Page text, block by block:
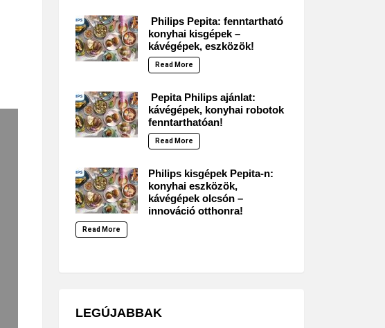
Philips Pepita: fenntartható
konyhai kisgépek –
kávégépek, eszközök!
Read More
Pepita Philips ajánlat:
kávégépek, konyhai robotok
fenntarthatóan!
Read More
Philips kisgépek Pepita-n:
konyhai eszközök,
kávégépek olcsón –
innováció otthonra!
Read More
LEGÚJABBAK